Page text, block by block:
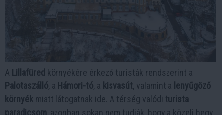
A Lillafüred környékére érkező turisták rendszerint a
Palotaszálló, a Hámori-tó, a kisvasút, valamint a lenyűgöző
környék miatt látogatnak ide. A térség valódi turista
paradicsom, azonban sokan nem tudják, hogy a közeli hegy